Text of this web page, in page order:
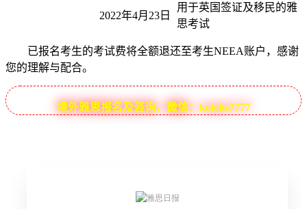
2022年4月23日
用于英国签证及移民的雅
思考试
已报名考生的考试费将全额退还至考生NEEA账户，感谢
您的理解与配合。
境外雅思报名及咨询，微信：koielts7777